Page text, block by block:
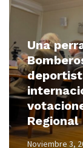
Una
Regional
Noviembre 3,